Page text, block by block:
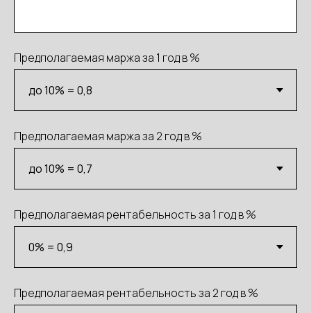
Предполагаемая маржа за 1 год в %
Предполагаемая маржа за 2 год в %
Предполагаемая рентабельность за 1 год в %
Предполагаемая рентабельность за 2 год в %